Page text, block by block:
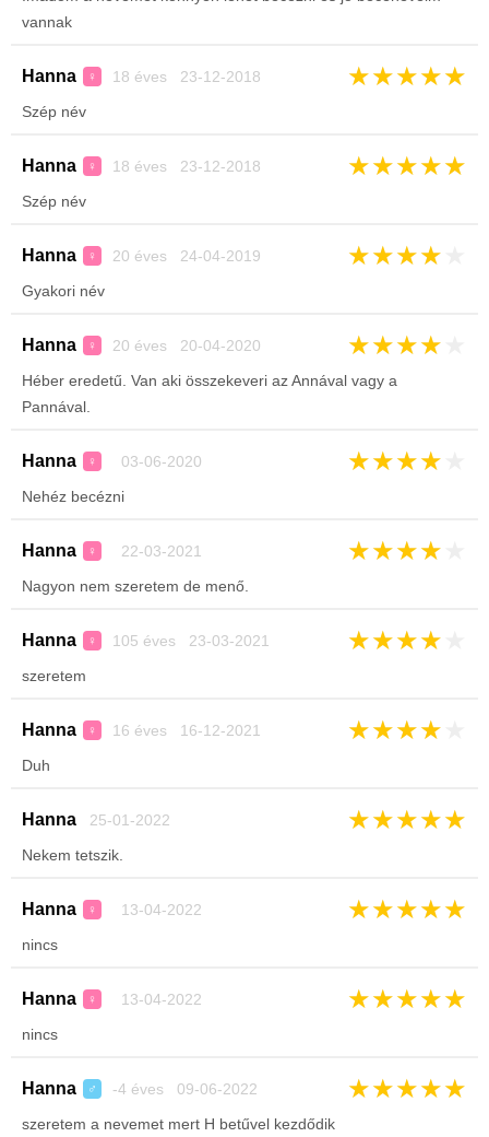
vannak
Hanna ♀ 18 éves 23-12-2018 ★★★★★
Szép név
Hanna ♀ 18 éves 23-12-2018 ★★★★★
Szép név
Hanna ♀ 20 éves 24-04-2019 ★★★★
Gyakori név
Hanna ♀ 20 éves 20-04-2020 ★★★★
Héber eredetű. Van aki összekeveri az Annával vagy a
Pannával.
Hanna ♀ 03-06-2020 ★★★★
Nehéz becézni
Hanna ♀ 22-03-2021 ★★★★
Nagyon nem szeretem de menő.
Hanna ♀ 105 éves 23-03-2021 ★★★★
szeretem
Hanna ♀ 16 éves 16-12-2021 ★★★★
Duh
Hanna 25-01-2022 ★★★★★
Nekem tetszik.
Hanna ♀ 13-04-2022 ★★★★★
nincs
Hanna ♀ 13-04-2022 ★★★★★
nincs
Hanna ♂ -4 éves 09-06-2022 ★★★★★
szeretem a nevemet mert H betűvel kezdődik